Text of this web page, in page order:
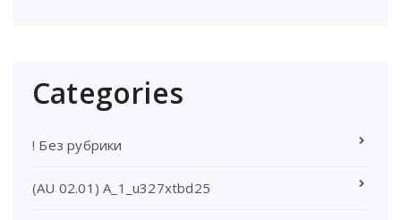
Categories
! Без рубрики
(AU 02.01) A_1_u327xtbd25